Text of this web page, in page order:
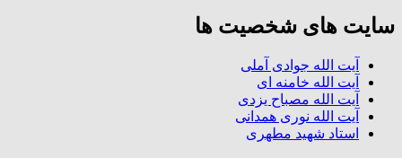
سایت های شخصیت ها
آیت الله جوادی آملی
آیت الله خامنه ای
آیت الله مصباح یزدی
آیت الله نوری همدانی
استاد شهید مطهری